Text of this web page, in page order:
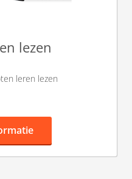
lezen
leren lezen